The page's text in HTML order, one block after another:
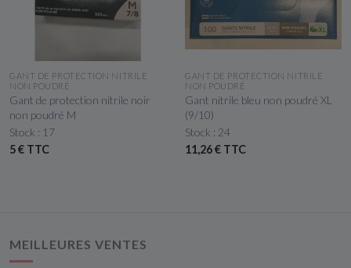
APERÇU RAPIDE
GANT DE PROTECTION NITRILE
NON POUDRÉ
Gant de protection nitrile noir
non poudré M
Stock : 17
5 € TTC
APERÇU RAPIDE
GANT DE PROTECTION NITRILE
NON POUDRÉ
Gant nitrile bleu non poudré XL
(9/10)
Stock : 24
11,26 € TTC
MEILLEURES VENTES